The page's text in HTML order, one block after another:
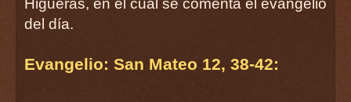
Higueras, en el cual se comenta el evangelio
del día.
Evangelio: San Mateo 12, 38-42: